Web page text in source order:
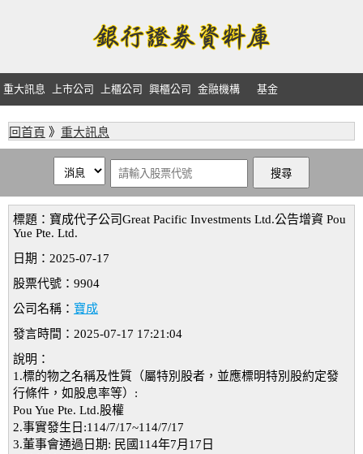
重大訊息 上市公司 上櫃公司 興櫃公司 金融機構 基金
回首頁 》 重大訊息
標題：寶成代子公司Great Pacific Investments Ltd.公告增資 Pou
Yue Pte. Ltd.
日期：2025-07-17
股票代號：9904
公司名稱： 寶成
發言時間：2025-07-17 17:21:04
說明：
1.標的物之名稱及性質（屬特別股者，並應標明特別股約定發
行條件，如股息率等）:
Pou Yue Pte. Ltd.股權
2.事實發生日:114/7/17~114/7/17
3.董事會通過日期: 民國114年7月17日